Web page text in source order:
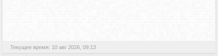
Текущее время: 10 авг 2026, 09:13